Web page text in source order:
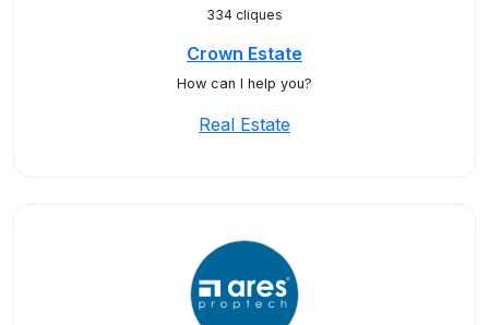
334 cliques
Crown Estate
How can I help you?
Real Estate